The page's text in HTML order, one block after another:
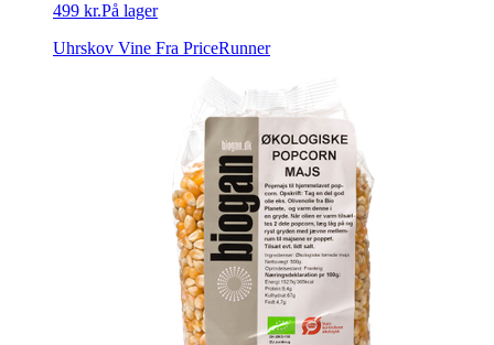
499 kr.På lager
Uhrskov Vine Fra PriceRunner